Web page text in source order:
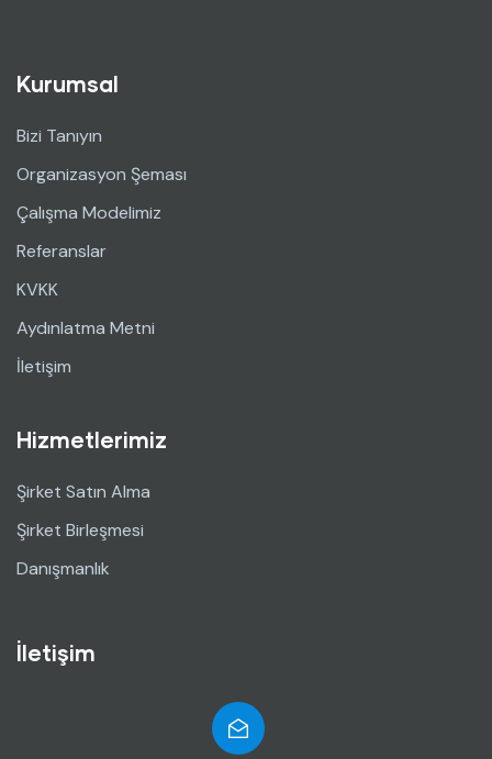
Kurumsal
Bizi Tanıyın
Organizasyon Şeması
Çalışma Modelimiz
Referanslar
KVKK
Aydınlatma Metni
İletişim
Hizmetlerimiz
Şirket Satın Alma
Şirket Birleşmesi
Danışmanlık
İletişim